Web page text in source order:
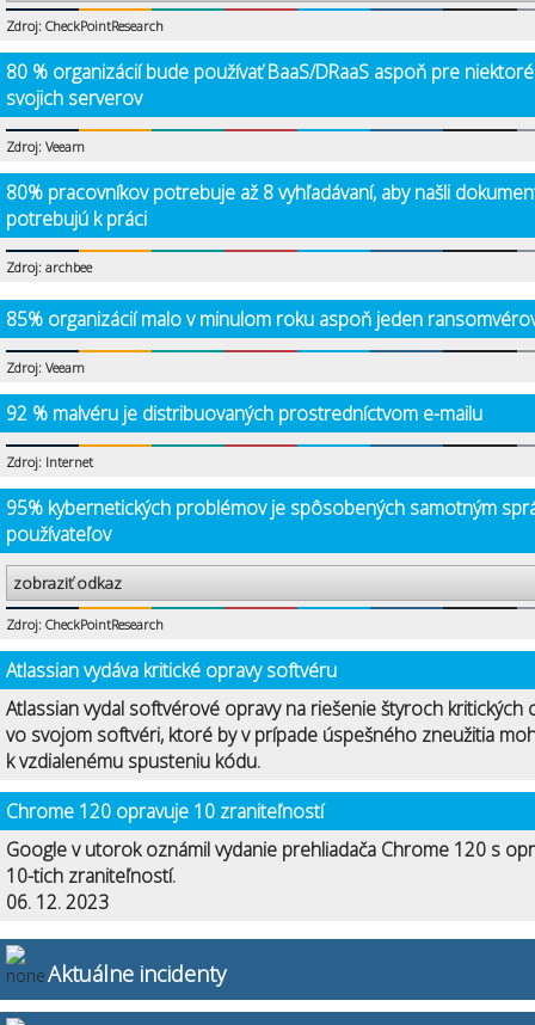
Zdroj: CheckPointResearch
80 % organizácií bude používať BaaS/DRaaS aspoň pre
svojich serverov
Zdroj: Veeam
80% pracovníkov potrebuje až 8 vyhľadávaní, aby našli
potrebujú k práci
Zdroj: archbee
85% organizácií malo v minulom roku aspoň jeden
Zdroj: Veeam
92 % malvéru je distribuovaných prostredníctvom e-mailu
Zdroj: Internet
95% kybernetických problémov je spôsobených samotným
používateľov
zobraziť odkaz
Zdroj: CheckPointResearch
Atlassian vydáva kritické opravy softvéru
Atlassian vydal softvérové opravy na riešenie štyroch kritických
vo svojom softvéri, ktoré by v prípade úspešného zneužitia
k vzdialenému spusteniu kódu.
Chrome 120 opravuje 10 zraniteľností
Google v utorok oznámil vydanie prehliadača Chrome 120 s
10-tich zraniteľností.
06. 12. 2023
Aktuálne incidenty